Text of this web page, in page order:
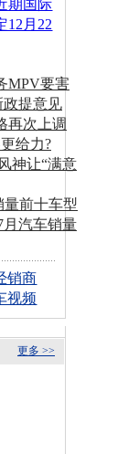
期国际
12月22
MPV要害
政提意见
再次上调
给力?
神让“满意
量前十车型
月汽车销量
销商
视频
更多 >>